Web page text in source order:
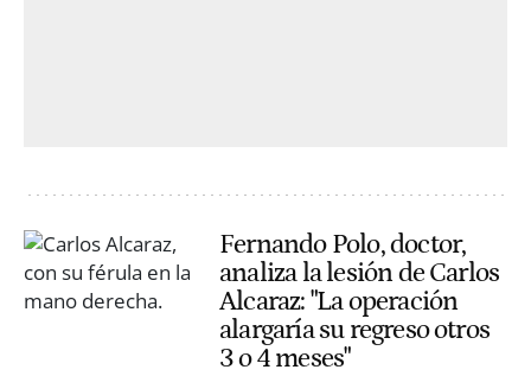
Fernando Polo, doctor,
analiza la lesión de Carlos
Alcaraz: "La operación
alargaría su regreso otros
3 o 4 meses"